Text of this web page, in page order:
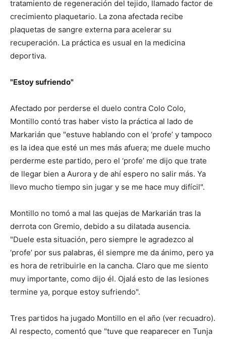
tratamiento de regeneración del tejido, llamado factor de
crecimiento plaquetario. La zona afectada recibe
plaquetas de sangre externa para acelerar su
recuperación. La práctica es usual en la medicina
deportiva.
"Estoy sufriendo"
Afectado por perderse el duelo contra Colo Colo,
Montillo contó tras haber visto la práctica al lado de
Markarián que "estuve hablando con el ‘profe’ y tampoco
es la idea que esté un mes más afuera; me duele mucho
perderme este partido, pero el ‘profe’ me dijo que trate
de llegar bien a Aurora y de ahí espero no salir más. Ya
llevo mucho tiempo sin jugar y se me hace muy difícil".
Montillo no tomó a mal las quejas de Markarián tras la
derrota con Gremio, debido a su dilatada ausencia.
"Duele esta situación, pero siempre le agradezco al
‘profe’ por sus palabras, él siempre me da ánimo, pero ya
es hora de retribuirle en la cancha. Claro que me siento
muy importante, como dijo él. Ojalá esto de las lesiones
termine ya, porque estoy sufriendo".
Tres partidos ha jugado Montillo en el año (ver recuadro).
Al respecto, comentó que "tuve que reaparecer en Tunja